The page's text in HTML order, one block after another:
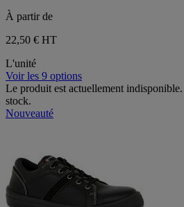
À partir de
22,50 € HT
L'unité
Voir les 9 options
Le produit est actuellement
stock.
Nouveauté